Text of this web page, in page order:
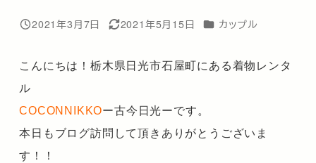
投稿日
2021年3月7日
更新日
2021年5月15日 カテゴリー
カップル
こんにちは！栃木県日光市石屋町にある着物レンタ
ル
COCONNIKKOー古今日光ーです。
本日もブログ訪問して頂きありがとうございま
す！！